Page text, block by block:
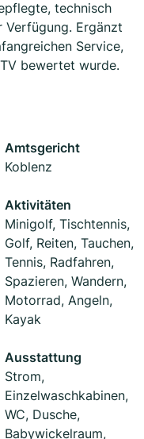
technisch
Verfügung. Ergänzt
Service,
bewertet wurde.
Amtsgericht
Koblenz
Aktivitäten
Minigolf, Tischtennis,
Golf, Reiten, Tauchen,
Tennis, Radfahren,
Spazieren, Wandern,
Motorrad, Angeln,
Kayak
Ausstattung
Strom,
Einzelwaschkabinen,
WC, Dusche,
Babywickelraum,